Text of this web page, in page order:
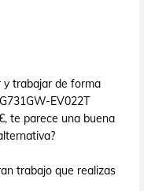
y trabajar de forma
EV022T
te parece una buena
trabajo que realizas